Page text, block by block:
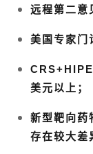
远程第二意
美国专家门
美元以上；
新型靶向药
存在较大差